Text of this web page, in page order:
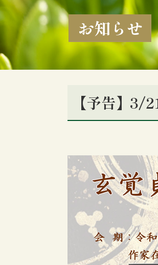
お知らせ
【予告】3/